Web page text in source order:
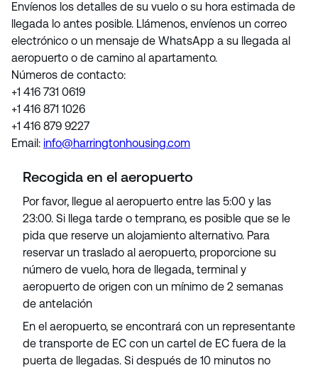
Envíenos los detalles de su vuelo o su hora estimada de
llegada lo antes posible. Llámenos, envíenos un correo
electrónico o un mensaje de WhatsApp a su llegada al
aeropuerto o de camino al apartamento.
Números de contacto:
+1 416 731 0619
+1 416 871 1026
+1 416 879 9227
Email: info@harringtonhousing.com
Recogida en el aeropuerto
Por favor, llegue al aeropuerto entre las 5:00 y las
23:00. Si llega tarde o temprano, es posible que se le
pida que reserve un alojamiento alternativo. Para
reservar un traslado al aeropuerto, proporcione su
número de vuelo, hora de llegada, terminal y
aeropuerto de origen con un mínimo de 2 semanas
de antelación
En el aeropuerto, se encontrará con un representante
de transporte de EC con un cartel de EC fuera de la
puerta de llegadas. Si después de 10 minutos no